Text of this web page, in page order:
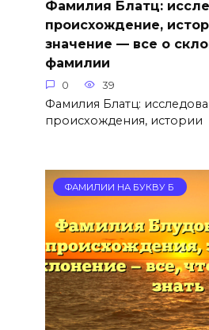
Фамилия Блатц:
происхождение,
значение — все о
фамилии
0 39
Фамилия Блатц:
происхождения, истории
ФАМИЛИИ НА БУКВУ Б